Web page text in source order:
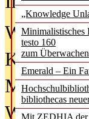
„Knowledge
Minimalistisches
testo 160
zum
Emerald – Ein
bibliothecas
Mit ZEDHIA der
Was
Kinder in
Wenn